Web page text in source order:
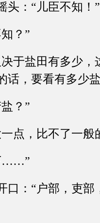
：“儿臣不知！”
？”
盐田有多少，
话，要看有多少
？”
，比不了一般
……”
：“户部，吏部